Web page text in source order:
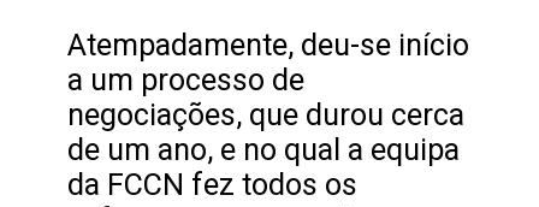
Atempadamente, deu-se início
a um processo de
negociações, que durou cerca
de um ano, e no qual a equipa
da FCCN fez todos os